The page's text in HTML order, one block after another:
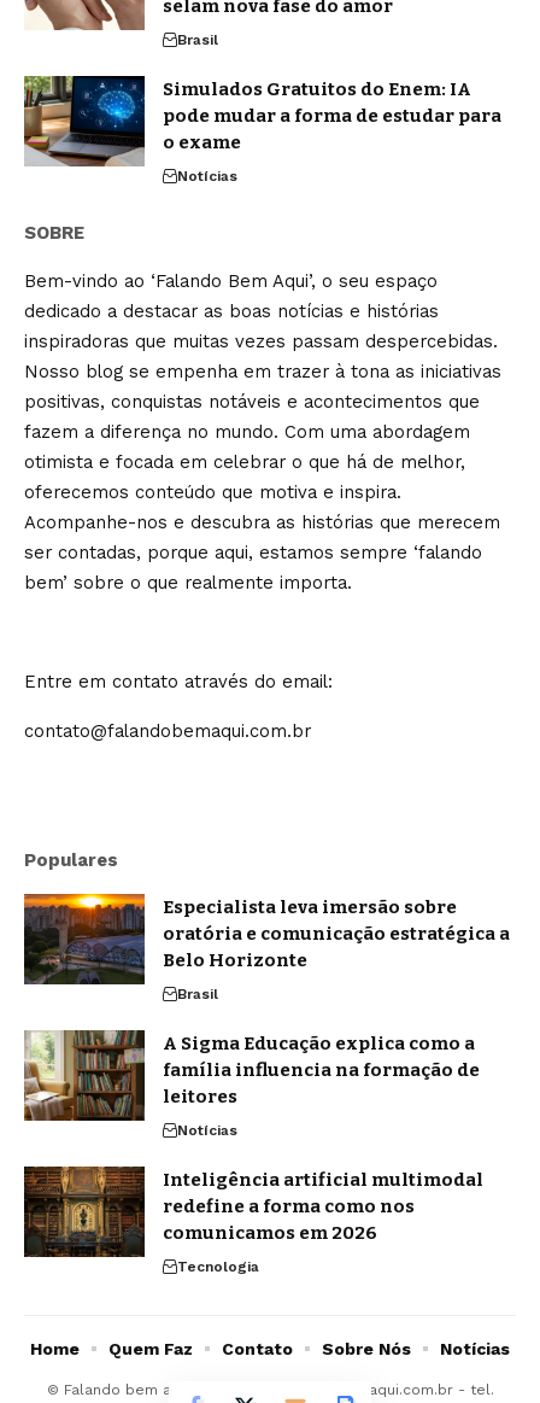
selam nova fase do amor
Brasil
Simulados Gratuitos do Enem: IA
pode mudar a forma de estudar para
o exame
Notícias
SOBRE
Bem-vindo ao ‘Falando Bem Aqui’, o seu espaço
dedicado a destacar as boas notícias e histórias
inspiradoras que muitas vezes passam despercebidas.
Nosso blog se empenha em trazer à tona as iniciativas
positivas, conquistas notáveis e acontecimentos que
fazem a diferença no mundo. Com uma abordagem
otimista e focada em celebrar o que há de melhor,
oferecemos conteúdo que motiva e inspira.
Acompanhe-nos e descubra as histórias que merecem
ser contadas, porque aqui, estamos sempre ‘falando
bem’ sobre o que realmente importa.
Entre em contato através do email:
contato@falandobemaqui.com.br
Populares
Especialista leva imersão sobre
oratória e comunicação estratégica a
Belo Horizonte
Brasil
A Sigma Educação explica como a
família influencia na formação de
leitores
Notícias
Inteligência artificial multimodal
redefine a forma como nos
comunicamos em 2026
Tecnologia
© Falando bem aqui - contato@falandobemaqui.com.br- tel.
Home Quem Faz Contato Sobre Nós Notícias